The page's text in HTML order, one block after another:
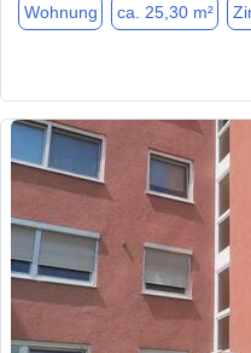
Wohnung ca. 25,30 m²